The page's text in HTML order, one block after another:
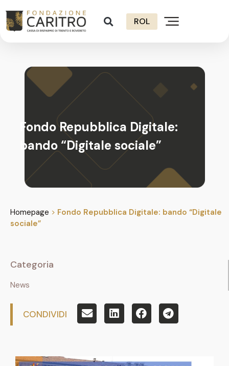
ROL
Fondo Repubblica Digitale:
bando “Digitale sociale”
Homepage > Fondo Repubblica Digitale: bando “Digitale
sociale”
Categoria
News
CONDIVIDI